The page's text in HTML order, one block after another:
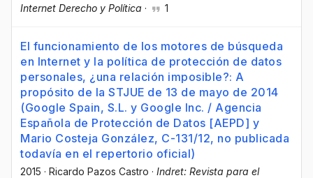
Internet Derecho y Política · 1
El funcionamiento de los motores de búsqueda
en Internet y la política de protección de datos
personales, ¿una relación imposible?: A
propósito de la STJUE de 13 de mayo de 2014
(Google Spain, S.L. y Google Inc. / Agencia
Española de Protección de Datos [AEPD] y
Mario Costeja González, C-131/12, no publicada
todavía en el repertorio oficial)
2015 · Ricardo Pazos Castro · Indret: Revista para el